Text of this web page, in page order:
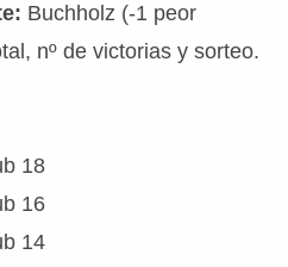
Buchholz (-1 peor
nº de victorias y sorteo.
18
16
14